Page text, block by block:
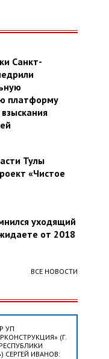
Санкт-
платформу
Тулы
«Чистое
уходящий
от 2018
ВСЕ НОВОСТИ
УП
(Г.
СЕРГЕЙ ИВАНОВ: